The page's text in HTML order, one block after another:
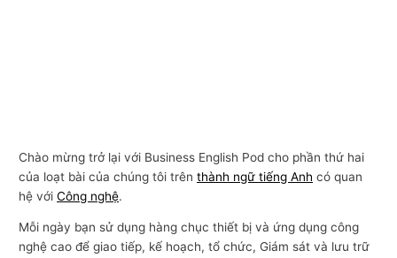
Chào mừng trở lại với Business English Pod cho phần thứ hai
của loạt bài của chúng tôi trênthành ngữ tiếng Anh có quan
hệ vớiCông nghệ.
Mỗi ngày bạn sử dụng hàng chục thiết bị và ứng dụng công
nghệ cao để giao tiếp, kế hoạch, tổ chức, Giám sát và lưu trữ